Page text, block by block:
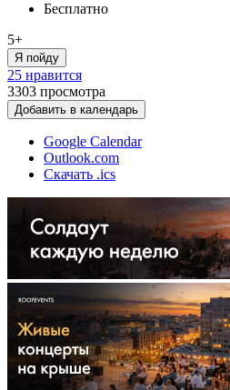
Бесплатно
5+
Я пойду
25 нравится
3303 просмотра
Добавить в календарь
Google Calendar
Outlook.com
Скачать .ics